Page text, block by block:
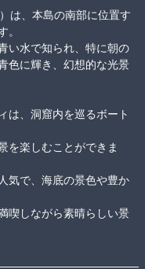
は、本島の南部に位置す
。
い水で知られ、特に朝の
色に輝き、幻想的な光景
は、洞窟内を巡るボート
を楽しむことができま
気で、海底の景色や豊か
喫しながら素晴らしい景